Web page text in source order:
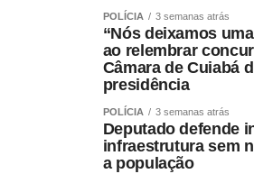
crescimento superior a 200% nas
maio e junho, passando de 25 para
Gestão destaca eficiência e
A diretora-geral da Empresa
Kelluby de Oliveira, atribuiu os
integrado das equipes e ao
“O protagonismo do HMC é
POLÍCIA 3 semanas atrás
“Nós deixamos
ao relembrar
Câmara de Cuiabá
presidência
POLÍCIA 3 semanas atrás
Deputado defende
infraestrutura sem
a população